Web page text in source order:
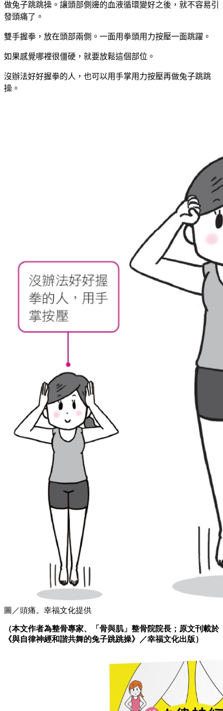
做兔子跳跳操。讓頭部側邊的血液循環變好之後，就不容易引
發頭痛了。
雙手握拳，放在頭部兩側。一面用拳頭用力按壓一面跳躍。
如果感覺哪裡很僵硬，就要放鬆這個部位。
沒辦法好好握拳的人，也可以用手掌用力按壓再做兔子跳跳
操。
圖／頭痛。幸福文化提供
（本文作者為整骨專家、「骨與肌」整骨院院長；原文刊載於
《與自律神經和諧共舞的兔子跳跳操》 ／幸福文化出版）